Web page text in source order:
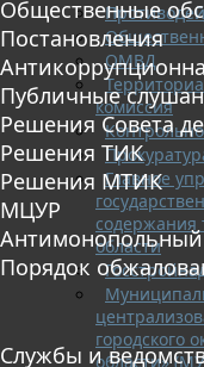
ОМВД
комиссия
Главное
содержания
области
городского
области»
Общественные
Постановления
Публичные
Решения Совета
Решения ТИК
Решения МТИК
МЦУР
Порядок
Службы и